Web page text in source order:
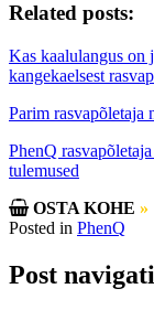
Related posts:
Kas kaalulangus on
kangekaelsest
Parim rasvapõletaja
PhenQ
tulemused
OSTA KOHE »
Posted in PhenQ
Post